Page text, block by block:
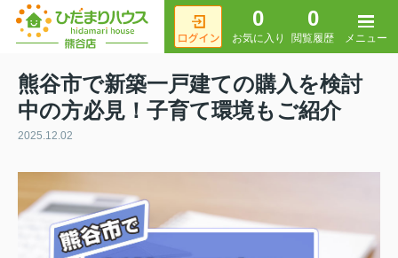
0
お気に入り
0
閲覧履歴 メニュー
熊谷市で新築一戸建ての購入を検討
中の方必見！子育て環境もご紹介
2025.12.02